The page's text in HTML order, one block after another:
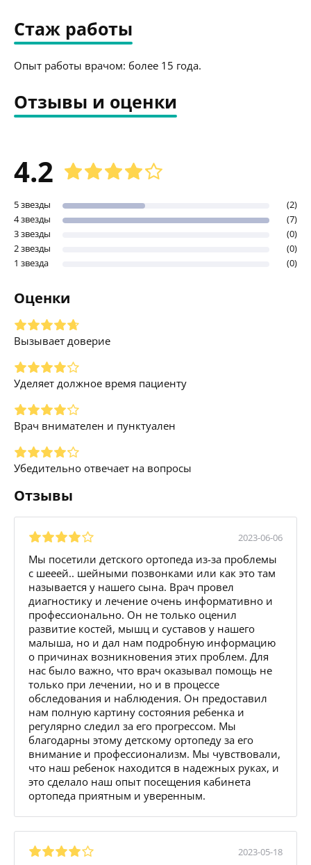
Стаж работы
Опыт работы врачом: более 15 года.
Отзывы и оценки
4.2
5 звезды
(2)
4 звезды
(7)
3 звезды
(0)
2 звезды
(0)
1 звезда
(0)
Оценки
Вызывает доверие
Уделяет должное время пациенту
Врач внимателен и пунктуален
Убедительно отвечает на вопросы
Отзывы
2023-06-06
Мы посетили детского ортопеда из-за проблемы
с шееей.. шейными позвонками или как это там
называется у нашего сына. Врач провел
диагностику и лечение очень информативно и
профессионально. Он не только оценил
развитие костей, мышц и суставов у нашего
малыша, но и дал нам подробную информацию
о причинах возникновения этих проблем. Для
нас было важно, что врач оказывал помощь не
только при лечении, но и в процессе
обследования и наблюдения. Он предоставил
нам полную картину состояния ребенка и
регулярно следил за его прогрессом. Мы
благодарны этому детскому ортопеду за его
внимание и профессионализм. Мы чувствовали,
что наш ребенок находится в надежных руках, и
это сделало наш опыт посещения кабинета
ортопеда приятным и уверенным.
2023-05-18